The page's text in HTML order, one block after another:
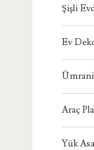
Şişli
Ev
Araç
Yük